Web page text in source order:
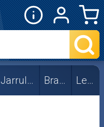
Jarruletkut Braking Letkut